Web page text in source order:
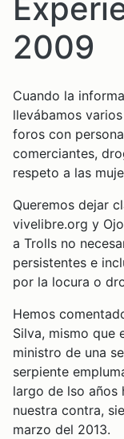
2009
Cuando la
llevábamos
foros con
comerciantes,
respeto a las
Queremos dejar
vivelibre.org y
a Trolls no
persistentes e
por la locura o
Hemos
Silva, mismo que
ministro de una
serpiente
largo de lso años
nuestra contra,
marzo del 2013.